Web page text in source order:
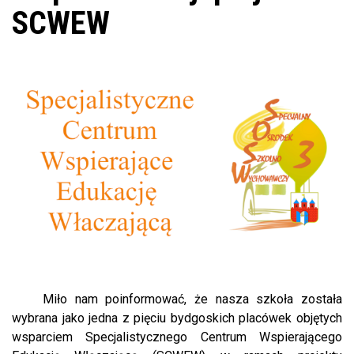
SCWEW
Miło nam poinformować, że nasza szkoła została
wybrana jako jedna z pięciu bydgoskich placówek objętych
wsparciem Specjalistycznego Centrum Wspierającego